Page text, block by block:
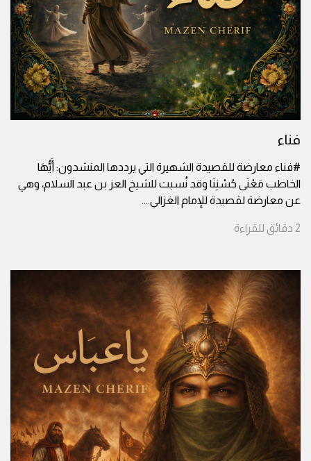
فناء
#فناء معارضة للقصيدة الشهيرة التي يرددها المنشدون: أَيُّهَا
الخاطب مَعْنَى حُسْنِنَا وقد نُسبت للشيخ العز بن عبد السلام، وهي
عن معارضة لقصيدة للإمام الغزالي....
2 دقائق للقراءة